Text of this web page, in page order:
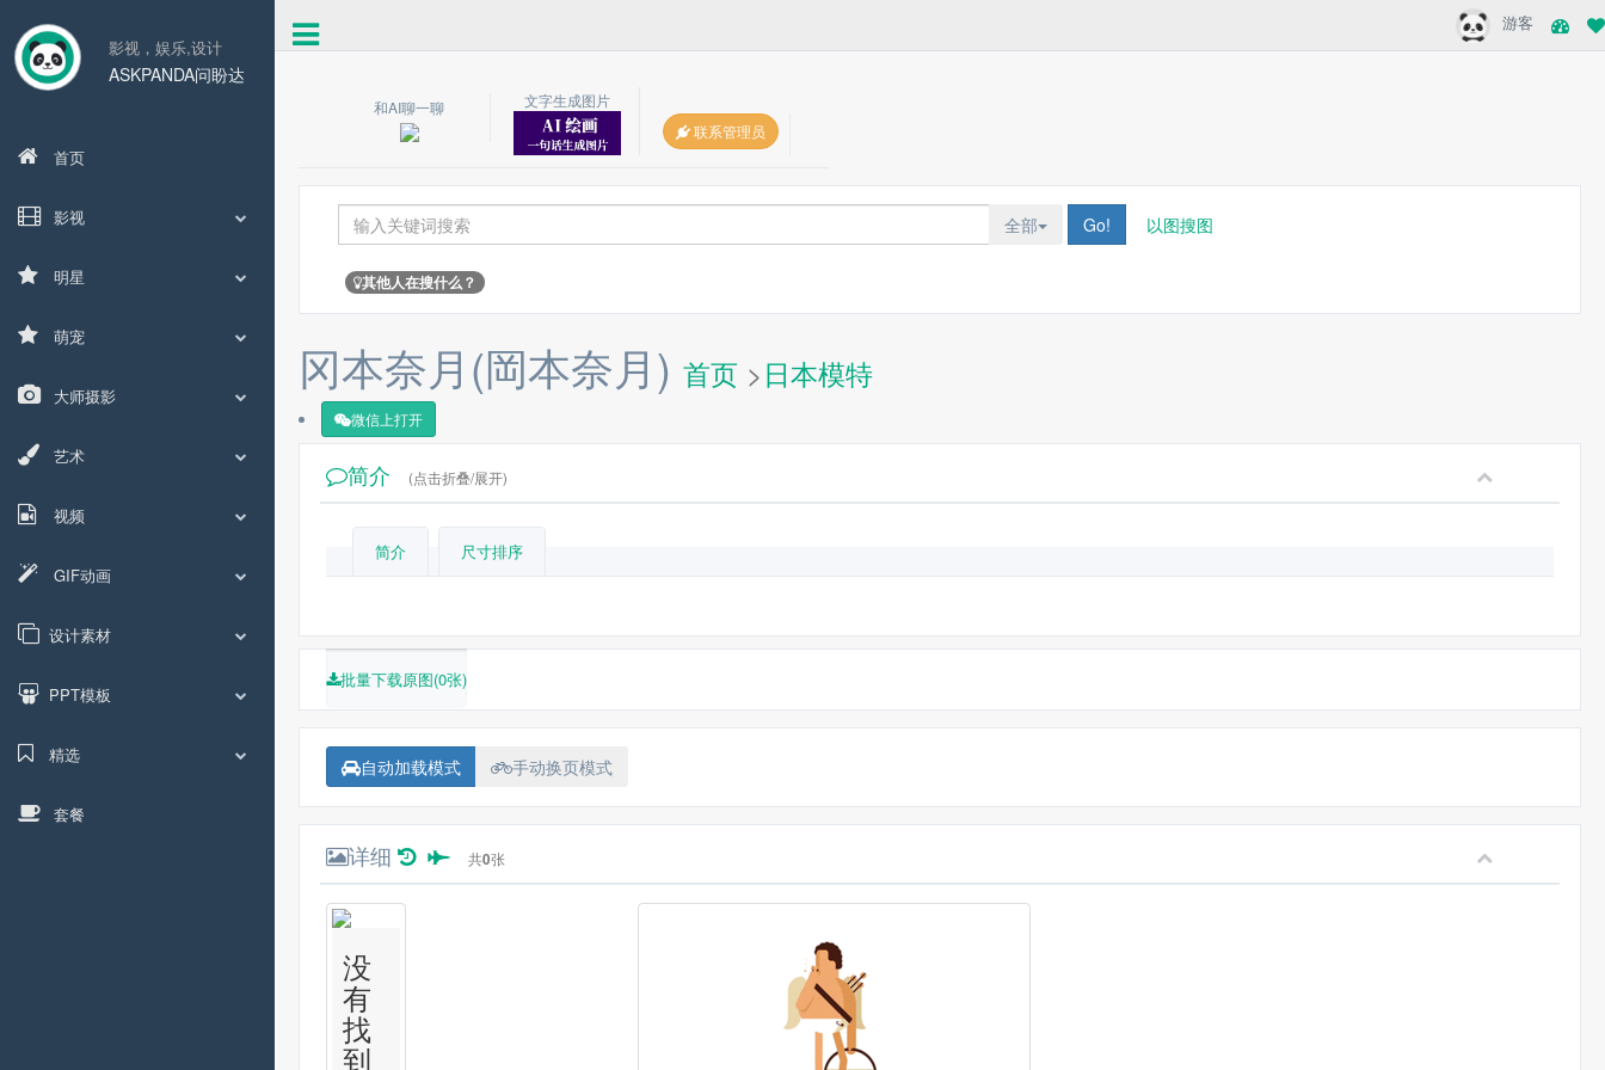
影视，娱乐,设计
ASKPANDA问盼达
首页
影视
明星
萌宠
大师摄影
艺术
视频
GIF动画
设计素材
PPT模板
精选
套餐
游客
和AI聊一聊
文字生成图片
联系管理员
全部 Go! 以图搜图
其他人在搜什么？
冈本奈月(岡本奈月) 首页 >日本模特
微信上打开
简介 (点击折叠/展开)
简介 尺寸排序
批量下载原图(0张)
自动加载模式 手动换页模式
详细 共0张
没
有
找
到